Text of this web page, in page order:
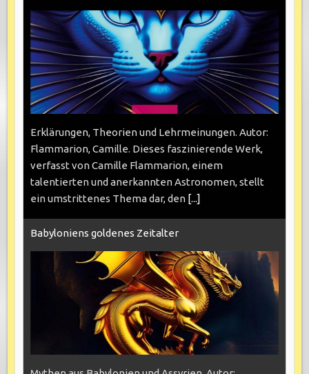
Erklärungen, Theorien und Lehrmeinungen. Autor:
Flammarion, Camille. Dieses faszinierende Werk,
verfasst von Camille Flammarion, einem
talentierten und anerkannten Astronomen, stellt
ein umstrittenes Thema dar, den [...]
Babyloniens goldenes Zeitalter